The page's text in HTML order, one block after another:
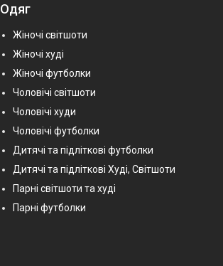
Одяг
Жіночі світшоти
Жіночі худі
Жіночі футболки
Чоловічі світшоти
Чоловічі худи
Чоловічі футболки
Дитячі та підліткові футболки
Дитячі та підліткові Худі, Світшоти
Парні світшоти та худі
Парні футболки